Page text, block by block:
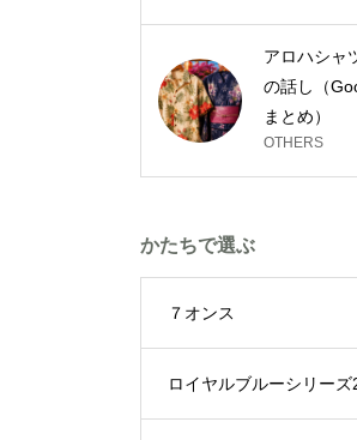
アロハシャ
の話し（
まとめ）
OTHERS
かたちで選ぶ
７オンス
ロイヤルブルーシリー